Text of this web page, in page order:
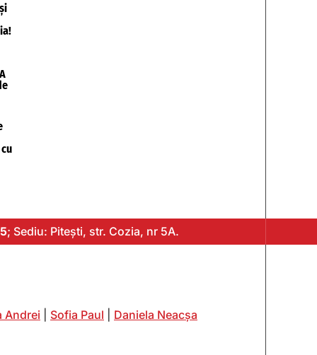
; Sediu: Pitești, str. Cozia, nr 5A.
Andrei Sofia Paul
Daniela Neacșa